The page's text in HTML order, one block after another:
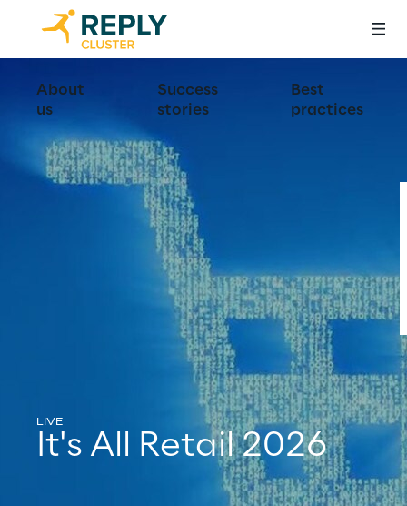
About
us
Success
stories
Best
practices
LIVE
It's All Retail 2026